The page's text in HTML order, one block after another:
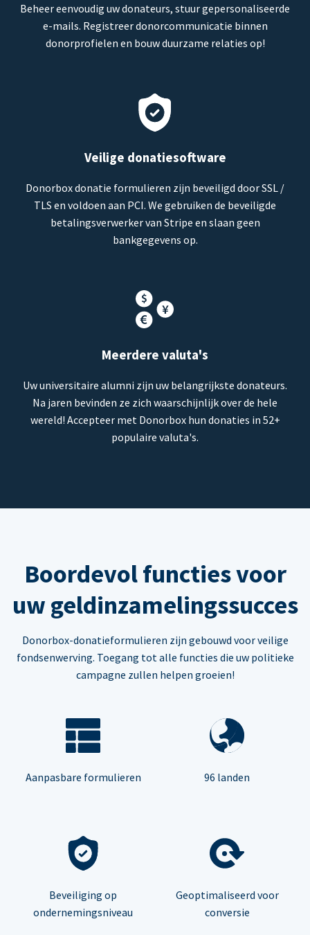
Beheer eenvoudig uw donateurs, stuur gepersonaliseerde
e-mails. Registreer donorcommunicatie binnen
donorprofielen en bouw duurzame relaties op!
Veilige donatiesoftware
Donorbox donatie formulieren zijn beveiligd door SSL /
TLS en voldoen aan PCI. We gebruiken de beveiligde
betalingsverwerker van Stripe en slaan geen
bankgegevens op.
Meerdere valuta's
Uw universitaire alumni zijn uw belangrijkste donateurs.
Na jaren bevinden ze zich waarschijnlijk over de hele
wereld! Accepteer met Donorbox hun donaties in 52+
populaire valuta's.
Boordevol functies voor
uw geldinzamelingssucces
Donorbox-donatieformulieren zijn gebouwd voor veilige
fondsenwerving. Toegang tot alle functies die uw politieke
campagne zullen helpen groeien!
Aanpasbare formulieren 96 landen
Beveiliging op
ondernemingsniveau
Geoptimaliseerd voor
conversie